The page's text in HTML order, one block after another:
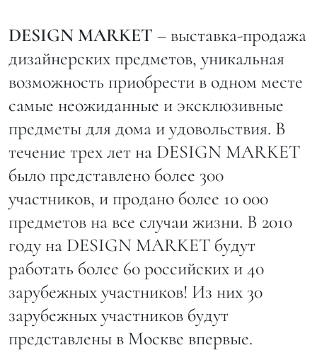
DESIGN MARKET – выставка-продажа
дизайнерских предметов, уникальная
возможность приобрести в одном месте
самые неожиданные и эксклюзивные
предметы для дома и удовольствия. В
течение трех лет на DESIGN MARKET
было представлено более 300
участников, и продано более 10 000
предметов на все случаи жизни. В 2010
году на DESIGN MARKET будут
работать более 60 российских и 40
зарубежных участников! Из них 30
зарубежных участников будут
представлены в Москве впервые.